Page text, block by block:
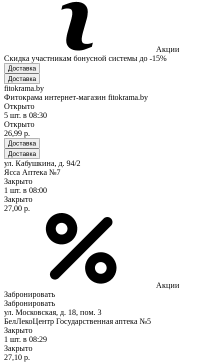
Акции
Скидка участникам бонусной системы до -15%
Доставка
Доставка
fitokrama.by
Фитокрама интернет-магазин fitokrama.by
Открыто
5 шт. в 08:30
Открыто
26,99 р.
Доставка
Доставка
ул. Кабушкина, д. 94/2
Ясса Аптека №7
Закрыто
1 шт. в 08:00
Закрыто
27,00 р.
Акции
Забронировать
Забронировать
ул. Московская, д. 18, пом. 3
БелЛекоЦентр Государственная аптека №5
Закрыто
1 шт. в 08:29
Закрыто
27,10 р.